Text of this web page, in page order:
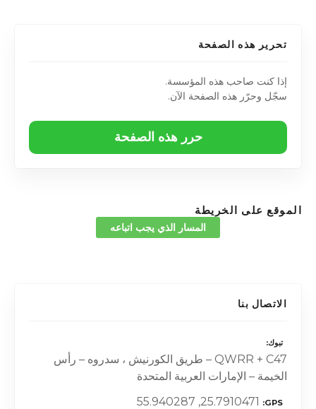
تحرير هذه الصفحة
إذا كنت صاحب هذه المؤسسة.
سجّل وحرّر هذه الصفحة الآن.
حرر هذه الصفحة
الموقع على الخريطة
المسار الذي يجب اتباعه
الاتصال بنا
تبوك
QWRR + C47 – طريق الكورنيش ، سدروه – رأس
الخيمة – الإمارات العربية المتحدة
GPS
25.7910471, 55.940287